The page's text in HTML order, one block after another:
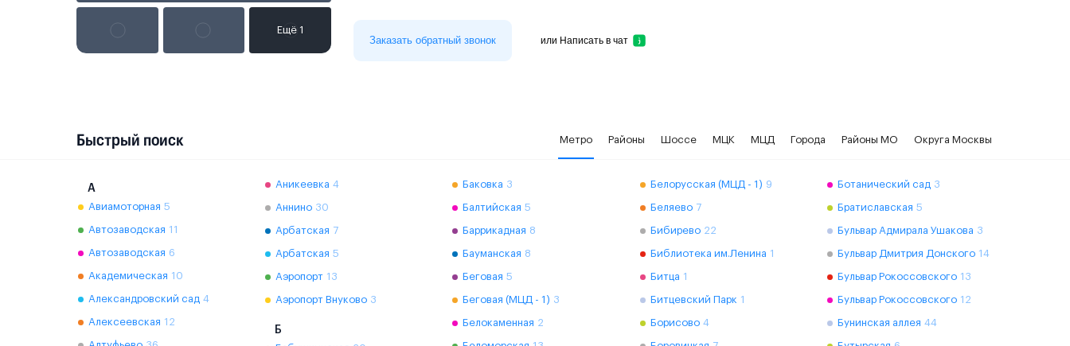
Заказать обратный звонок или Написать в чат
Быстрый поиск Метро Районы Шоссе МЦК МЦД Города Районы МО Округа Москвы
А
Авиамоторная 5
Автозаводская 11
Автозаводская 6
Академическая 10
Александровский сад 4
Алексеевская 12
Аникеевка 4
Аннино 30
Арбатская 7
Арбатская 5
Аэропорт 13
Аэропорт Внуково 3
Б
Баковка 3
Балтийская 5
Баррикадная 8
Бауманская 8
Беговая 5
Беговая (МЦД - 1) 3
Белокаменная 2
Белорусская (МЦД - 1) 9
Беляево 7
Бибирево 22
Библиотека им.Ленина 1
Битца 1
Битцевский Парк 1
Борисово 4
Ботанический сад 3
Братиславская 5
Бульвар Адмирала Ушакова 3
Бульвар Дмитрия Донского 14
Бульвар Рокоссовского 13
Бульвар Рокоссовского 12
Бунинская аллея 44